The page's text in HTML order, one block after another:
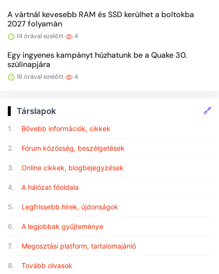
A vártnál kevesebb RAM és SSD kerülhet a boltokba
2027 folyamán
14 órával ezelőtt 4
Egy ingyenes kampányt húzhatunk be a Quake 30.
szülinapjára
16 órával ezelőtt 4
Társlapok 🔗
1. Bővebb információk, cikkek
2. Fórum közösség, beszélgetések
3. Online cikkek, blogbejegyzések
4. A hálózat főoldala
5. Legfrissebb hírek, újdonságok
6. A legjobbak gyűjteménye
7. Megosztási platform, tartalomajánló
8. Tovább olvasok